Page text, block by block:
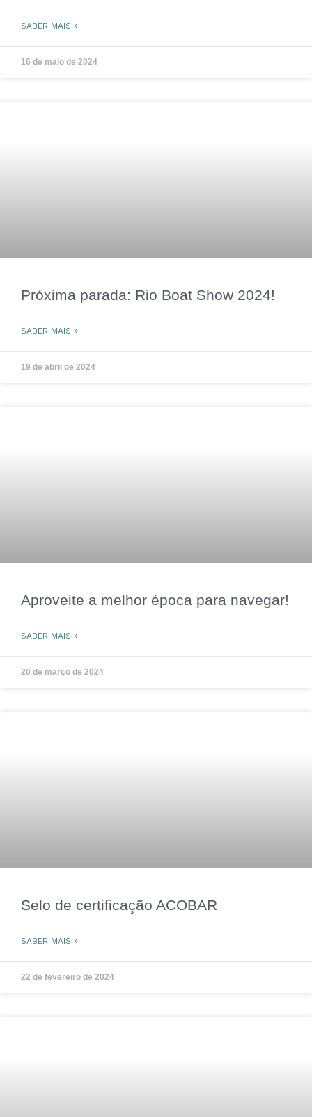
SABER MAIS »
16 de maio de 2024
Próxima parada: Rio Boat Show 2024!
SABER MAIS »
19 de abril de 2024
Aproveite a melhor época para navegar!
SABER MAIS »
20 de março de 2024
Selo de certificação ACOBAR
SABER MAIS »
22 de fevereiro de 2024